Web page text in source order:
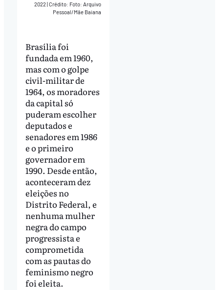
2022|Crédito: Foto: Arquivo
Pessoal/Mãe Baiana
Brasília foi
fundada em 1960,
mas com o golpe
civil-militar de
1964, os moradores
da capital só
puderam escolher
deputados e
senadores em 1986
e o primeiro
governador em
1990. Desde então,
aconteceram dez
eleições no
Distrito Federal, e
nenhuma mulher
negra do campo
progressista e
comprometida
com as pautas do
feminismo negro
foi eleita.